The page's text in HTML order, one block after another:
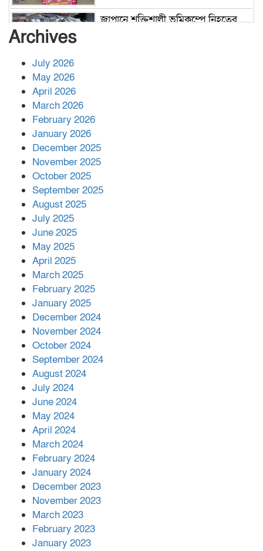
জাপানে শক্তিশালী ভূমিকম্পে নিহতের
পর ফোন তারেক রহমানের,গ্যাস সঙ্কট
সহায়তা দিলেন সাচিং প্রু জেরী
Archives
July 2026
May 2026
April 2026
March 2026
February 2026
January 2026
December 2025
November 2025
October 2025
September 2025
August 2025
July 2025
June 2025
May 2025
April 2025
March 2025
February 2025
January 2025
December 2024
November 2024
October 2024
September 2024
August 2024
July 2024
June 2024
May 2024
April 2024
March 2024
February 2024
January 2024
December 2023
November 2023
March 2023
February 2023
January 2023